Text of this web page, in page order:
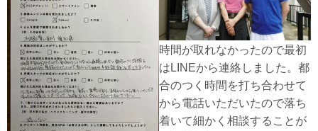
時間が取れなかったので最初
はLINEから連絡しました。都
合のつく時間を打ち合わせて
から電話いただいたので落ち
着いて細かく相談することが